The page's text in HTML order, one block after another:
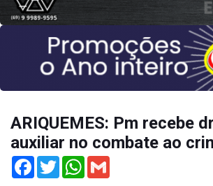
ARIQUEMES: Pm recebe
auxiliar no combate ao
Facebook
TwitterWhatsApp